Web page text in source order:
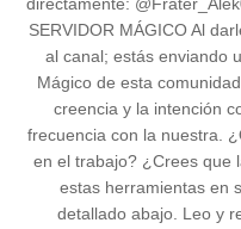
SERVIDOR MÁGICO Al
al canal; estás enviando
Mágico de esta
creencia y la intención
frecuencia con la nuestra.
en el trabajo? ¿Crees que
estas herramientas en
detallado abajo. Leo y